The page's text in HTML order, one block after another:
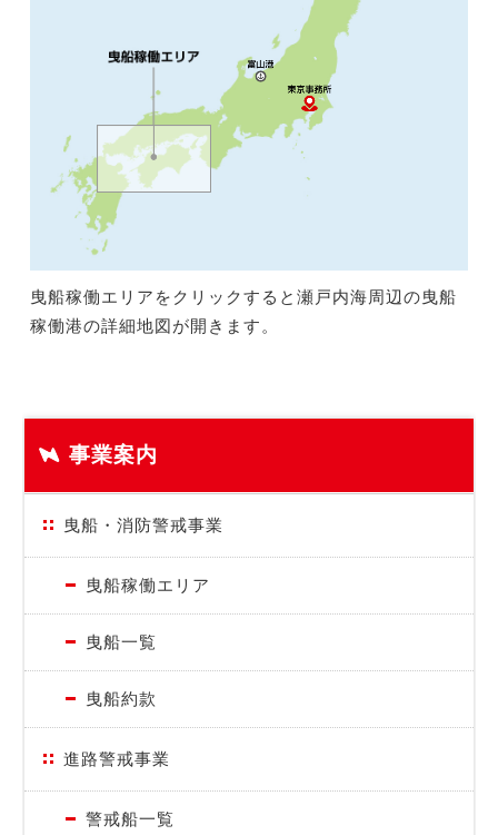
曳船稼働エリアをクリックすると瀬戸内海周辺の曳船
稼働港の詳細地図が開きます。
事業案内
曳船・消防警戒事業
曳船稼働エリア
曳船一覧
曳船約款
進路警戒事業
警戒船一覧